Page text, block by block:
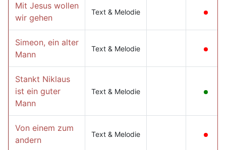
Mit Jesus wollen
wir gehen
Text & Melodie
Simeon, ein alter
Mann
Text & Melodie
Stankt Niklaus
ist ein guter
Mann
Text & Melodie
Von einem zum
andern
Text & Melodie